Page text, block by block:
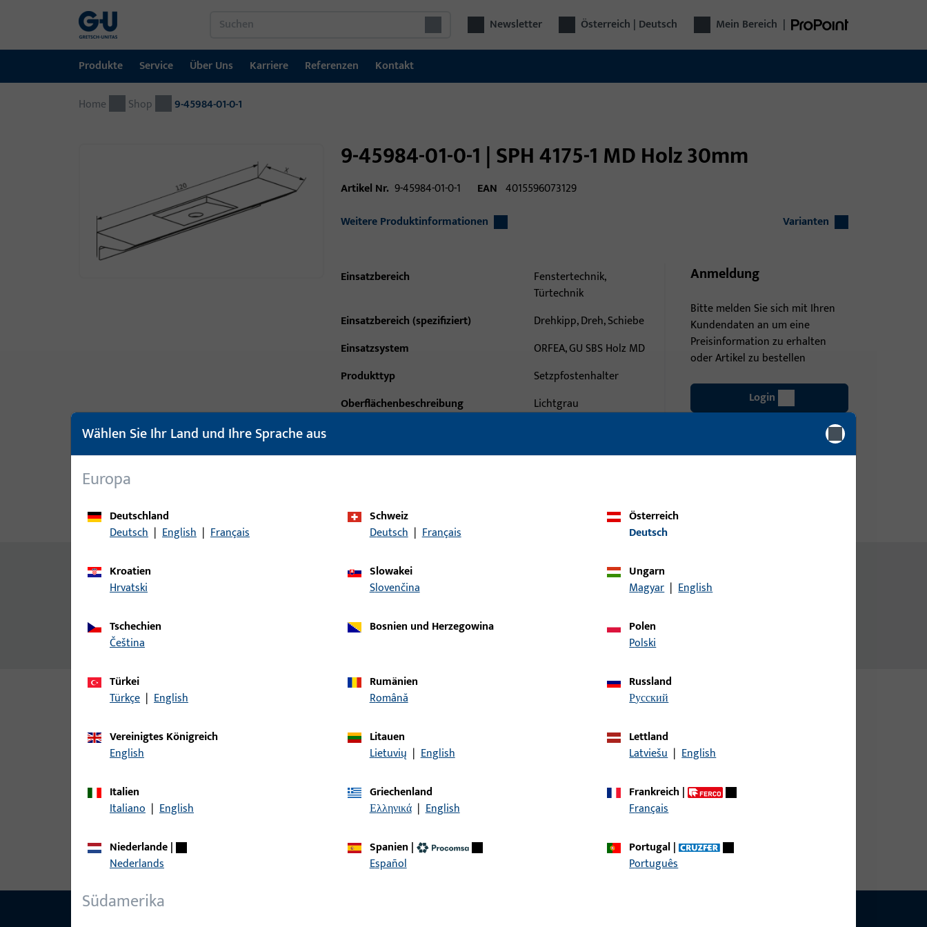
Newsletter Österreich | Deutsch Mein Bereich |
Produkte
Produkte
Automatische Eingangsysteme
Montagematerial
Service
Service
Über Uns
Über Uns
Karriere
Karriere
Referenzen
Referenzen
Kontakt
Kontakt
Home Shop 9-45984-01-0-1
9-45984-01-0-1 | SPH 4175-1 MD Holz 30mm
Artikel Nr. 9-45984-01-0-1 EAN 4015596073129
Weitere Produktinformationen
Varianten
Einsatzbereich
Fenstertechnik,
Türtechnik
Einsatzbereich (spezifiziert)
Drehkipp, Dreh, Schiebe
Einsatzsystem
ORFEA, GU SBS Holz MD
Produkttyp
Setzpfostenhalter
Oberflächenbeschreibung
Lichtgrau
Verpackungseinheit
10 ST
Anmeldung
Bitte melden Sie sich mit Ihren
Kundendaten an um eine
Preisinformation zu erhalten
oder Artikel zu bestellen
Login
Produktbeschreibung Technische Daten
Inhalt
Setzpfostenhalter 4175 MD Holz, 30 mm
Verpackungseinheit 10 Stück
Zu diesem Produkt gibt es folgende Varianten:
Artikel
9-45984-01-0R1 | Setzpfostenhalter | SPH 4175 MD Holz 30mm
Wählen Sie Ihr Land und Ihre Sprache aus
Europa
Deutschland
Deutsch | English | Français
Schweiz
Deutsch | Français
Österreich
Deutsch
Kroatien
Hrvatski
Slowakei
Slovenčina
Ungarn
Magyar | English
Tschechien
čeština
Bosnien und Herzegowina
Polen
Polski
Türkei
Türkçe | English
Rumänien
Română
Russland
русский
Vereinigtes Königreich
English
Litauen
Lietuvių | English
Lettland
Latviešu | English
Italien
Italiano | English
Griechenland
Ελληνικά | English
Frankreich|
Français
Niederlande|
Nederlands
Spanien |
Español
Portugal|
Português
Südamerika